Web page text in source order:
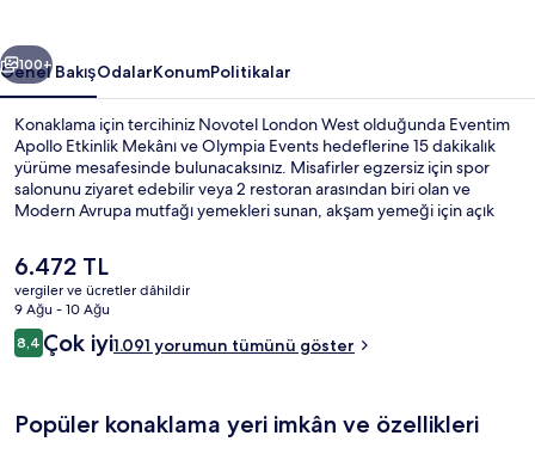
Sonraki
100+
Genel BakışOdalarKonumPolitikalar
Konaklama için tercihiniz Novotel London West olduğunda Eventim
Apollo Etkinlik Mekânı ve Olympia Events hedeflerine 15 dakikalık
yürüme mesafesinde bulunacaksınız. Misafirler egzersiz için spor
salonunu ziyaret edebilir veya 2 restoran arasından biri olan ve
Modern Avrupa mutfağı yemekleri sunan, akşam yemeği için açık
Street ve River Thames 15 dakikalık yürüme mesafesinde. Misafirler
konaklama yerinin toplu taşıma araçlarına kısa yürüme mesafesinde
olmasını seviyor: Hammersmith İstasyonu 7 dakika ve Barons Court
Metro İstasyonu 7 dakika mesafede.
Şu
anki
fiyat
6.472 TL
6.472 TL
vergiler ve ücretler dâhildir
9 Ağu - 10 Ağu
Yorumlar
8,48,4/10
Çok iyi1.091 yorumun tümünü göster
Popüler konaklama yeri imkân ve özellikleri